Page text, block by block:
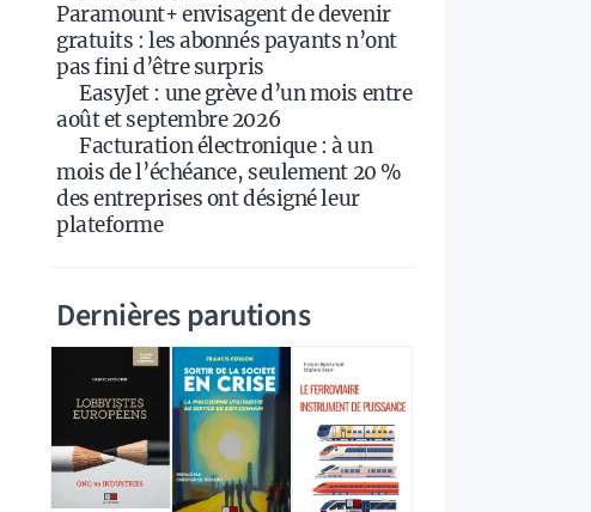
Paramount+ envisagent de devenir
gratuits : les abonnés payants n’ont
pas fini d’être surpris
EasyJet : une grève d’un mois entre
août et septembre 2026
Facturation électronique : à un
mois de l’échéance, seulement 20 %
des entreprises ont désigné leur
plateforme
Dernières parutions